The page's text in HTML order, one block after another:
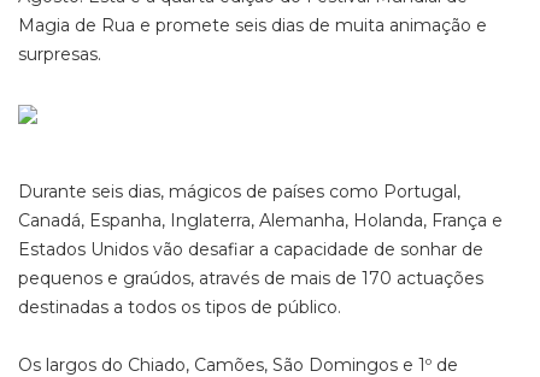
Magia de Rua e promete seis dias de muita animação e
surpresas.
Durante seis dias, mágicos de países como Portugal,
Canadá, Espanha, Inglaterra, Alemanha, Holanda, França e
Estados Unidos vão desafiar a capacidade de sonhar de
pequenos e graúdos, através de mais de 170 actuações
destinadas a todos os tipos de público.
Os largos do Chiado, Camões, São Domingos e 1º de